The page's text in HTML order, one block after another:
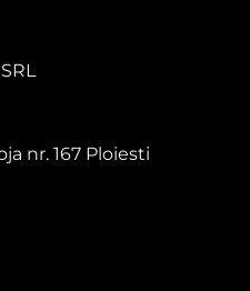
nr. 167 Ploiesti